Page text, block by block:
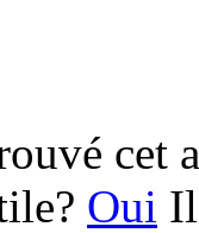
cet
Oui